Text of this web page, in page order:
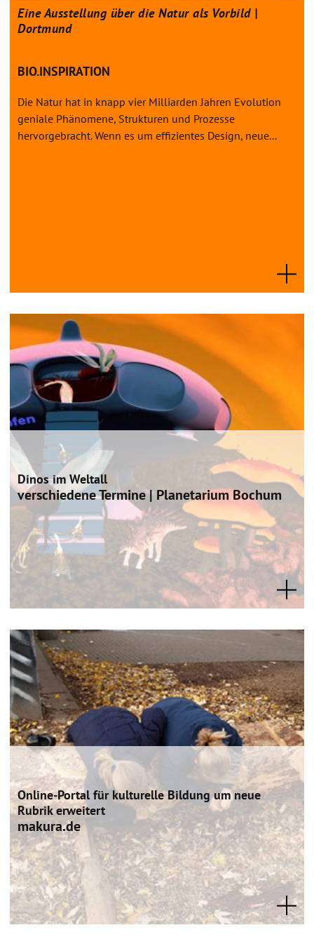
Eine Ausstellung über die Natur als Vorbild |
Dortmund
BIO.INSPIRATION
Die Natur hat in knapp vier Milliarden Jahren Evolution
geniale Phänomene, Strukturen und Prozesse
hervorgebracht. Wenn es um effizientes Design, neue...
Dinos im Weltall
verschiedene Termine | Planetarium Bochum
Online-Portal für kulturelle Bildung um neue
Rubrik erweitert
makura.de